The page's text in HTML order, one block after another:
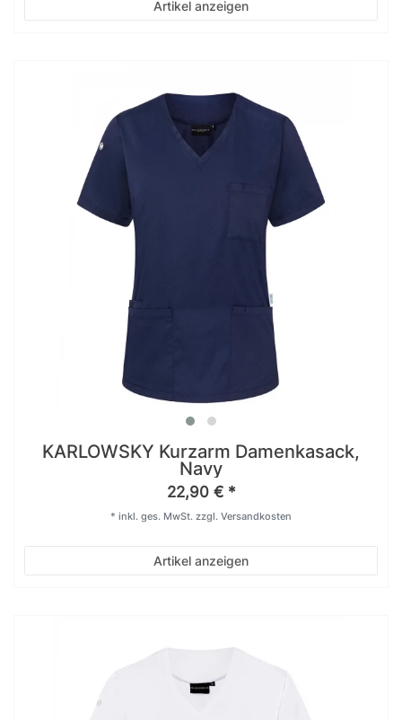
Artikel anzeigen
KARLOWSKY Kurzarm Damenkasack,
Navy
22,90 € *
Artikel anzeigen
* inkl. ges. MwSt. zzgl. Versandkosten